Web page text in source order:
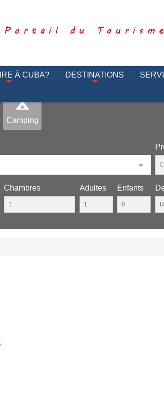
Portail du Tourisme
À CUBA? DESTINATIONS
Camping
Chambres Adultes Enfants